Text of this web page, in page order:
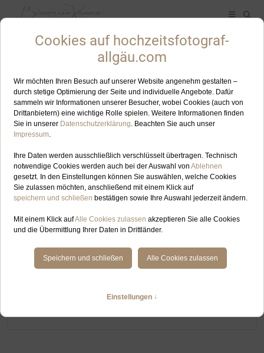
ALLES ZUM SCHLAGWORT: STAND-UP PADDLE
JUN
HEIRATEN ZU ZWEIT IN DEN ALLGÄUER BERGEN